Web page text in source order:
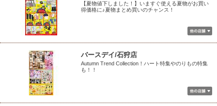
【夏物値下しました！】いますぐ使える夏物がお買い
得価格に♪夏物まとめ買いのチャンス！
バースデイ/石狩店
Autumn Trend Collection！ハート特集やのりもの特集
も！！